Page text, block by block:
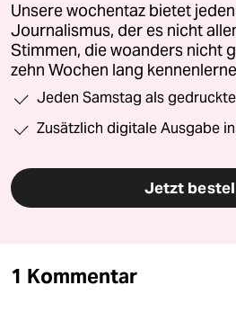
Unsere wochentaz bietet
Journalismus, der es nicht
Stimmen, die woanders nicht
zehn Wochen lang
Jeden Samstag als
Zusätzlich digitale Ausgabe
Jetzt
1 Kommentar